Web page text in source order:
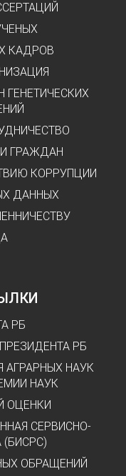
КАДРОВ
ГРАЖДАН
КОРРУПЦИИ
ДАННЫХ
РБ
РБ
АГРАРНЫХ НАУК
НАУК
ОЦЕНКИ
СЕРВИСНО-
(БИСРС)
ОБРАЩЕНИЙ